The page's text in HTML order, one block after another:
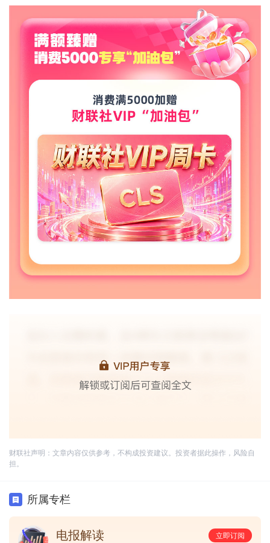
财联社声明：文章内容仅供参考，不构成投资建议。投资者据此操作，风险自
担。
所属专栏
电报解读
立即订阅